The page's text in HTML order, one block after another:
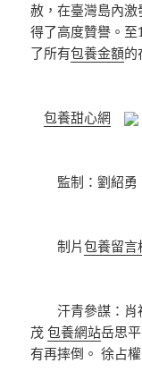
赦，在臺灣島內激
得了高度贊譽。
了所有包養金額的
包養甜心網
監制：劉紹勇
制片包養留言
汗青參謀：肖
茂包養網站岳思
有再摔倒。 徐占